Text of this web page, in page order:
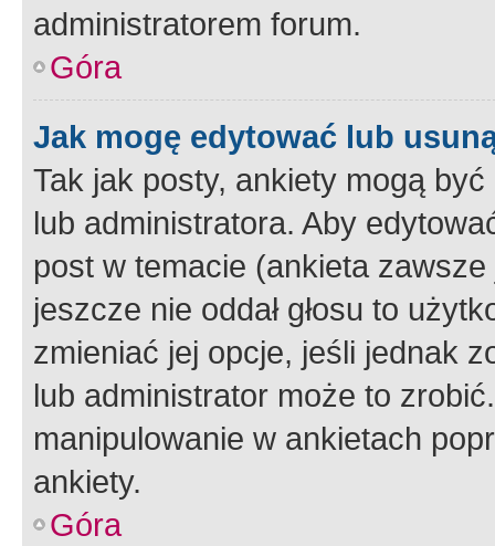
administratorem forum.
Góra
Jak mogę edytować lub
Tak jak posty, ankiety mogą
lub administratora. Aby
post w temacie (ankieta
jeszcze nie oddał głosu to
zmieniać jej opcje, jeśli jednak
lub administrator może to
manipulowanie w ankietach
ankiety.
Góra